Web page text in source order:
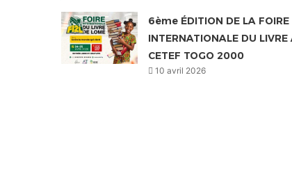
6ème ÉDITION DE LA FOIRE
INTERNATIONALE DU LIVRE
CETEF TOGO 2000
10 avril 2026